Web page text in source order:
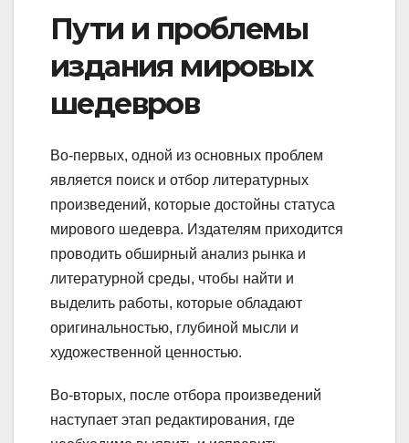
Пути и проблемы
издания мировых
шедевров
Во-первых, одной из основных проблем
является поиск и отбор литературных
произведений, которые достойны статуса
мирового шедевра. Издателям приходится
проводить обширный анализ рынка и
литературной среды, чтобы найти и
выделить работы, которые обладают
оригинальностью, глубиной мысли и
художественной ценностью.
Во-вторых, после отбора произведений
наступает этап редактирования, где